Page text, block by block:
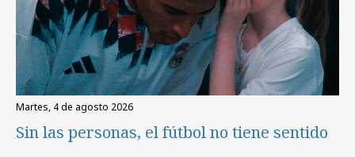
martes, 4 de agosto 2026
Sin las personas, el fútbol no tiene sentido